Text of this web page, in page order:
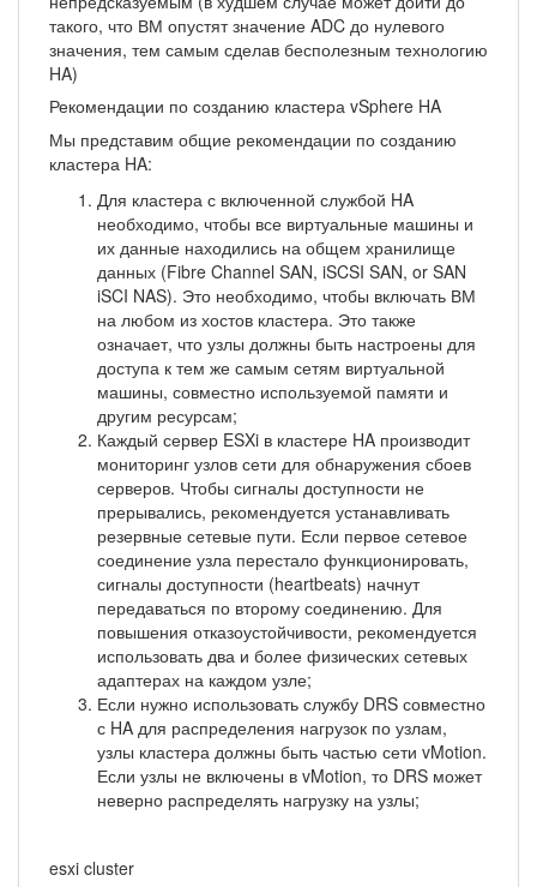
такого, что ВМ опустят значение ADC до нулевого
значения, тем самым сделав бесполезным технологию
HA)
Рекомендации по созданию кластера vSphere HA
Мы представим общие рекомендации по созданию
кластера HA:
Для кластера с включенной службой HA
необходимо, чтобы все виртуальные машины и
их данные находились на общем хранилище
данных (Fibre Channel SAN, iSCSI SAN, or SAN
iSCI NAS). Это необходимо, чтобы включать ВМ
на любом из хостов кластера. Это также
означает, что узлы должны быть настроены для
доступа к тем же самым сетям виртуальной
машины, совместно используемой памяти и
другим ресурсам;
Каждый сервер ESXi в кластере HA производит
мониторинг узлов сети для обнаружения сбоев
серверов. Чтобы сигналы доступности не
прерывались, рекомендуется устанавливать
резервные сетевые пути. Если первое сетевое
соединение узла перестало функционировать,
сигналы доступности (heartbeats) начнут
передаваться по второму соединению. Для
повышения отказоустойчивости, рекомендуется
использовать два и более физических сетевых
адаптерах на каждом узле;
Если нужно использовать службу DRS совместно
с HA для распределения нагрузок по узлам,
узлы кластера должны быть частью сети vMotion.
Если узлы не включены в vMotion, то DRS может
неверно распределять нагрузку на узлы;
esxi cluster